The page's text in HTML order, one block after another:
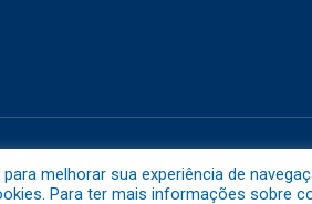
melhorar sua experiência de
Para ter mais informações sobre